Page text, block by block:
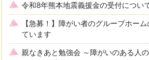
令和8年熊本地震義援金の受付につい
【急募！】障がい者のグループホー
ています
親なきあと勉強会 ～障がいのある人